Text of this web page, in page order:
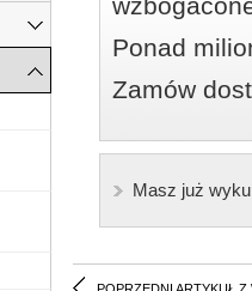
Ponad
Zamów
Masz już